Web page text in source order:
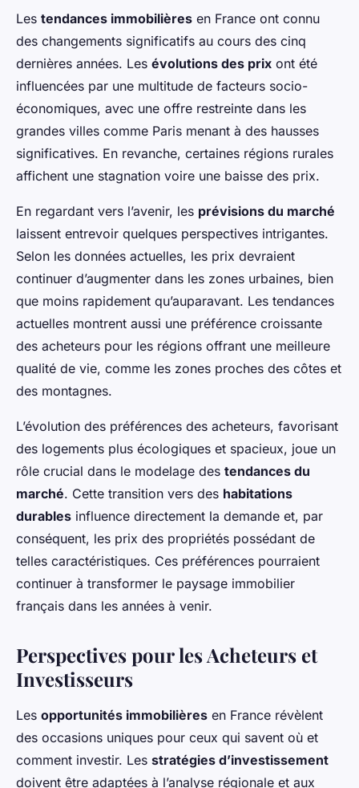
Les tendances immobilières en France ont connu
des changements significatifs au cours des cinq
dernières années. Les évolutions des prix ont été
influencées par une multitude de facteurs socio-
économiques, avec une offre restreinte dans les
grandes villes comme Paris menant à des hausses
significatives. En revanche, certaines régions rurales
affichent une stagnation voire une baisse des prix.
En regardant vers l’avenir, les prévisions du marché
laissent entrevoir quelques perspectives intrigantes.
Selon les données actuelles, les prix devraient
continuer d’augmenter dans les zones urbaines, bien
que moins rapidement qu’auparavant. Les tendances
actuelles montrent aussi une préférence croissante
des acheteurs pour les régions offrant une meilleure
qualité de vie, comme les zones proches des côtes et
des montagnes.
L’évolution des préférences des acheteurs, favorisant
des logements plus écologiques et spacieux, joue un
rôle crucial dans le modelage des tendances du
marché. Cette transition vers des habitations
durables influence directement la demande et, par
conséquent, les prix des propriétés possédant de
telles caractéristiques. Ces préférences pourraient
continuer à transformer le paysage immobilier
français dans les années à venir.
Perspectives pour les Acheteurs et
Investisseurs
Les opportunités immobilières en France révèlent
des occasions uniques pour ceux qui savent où et
comment investir. Les stratégies d’investissement
doivent être adaptées à l’analyse régionale et aux